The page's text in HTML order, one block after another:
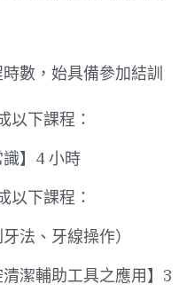
數，始具備參加結訓
以下課程：
識】4 小時
以下課程：
法、牙線操作）
清潔輔助工具之應用】3